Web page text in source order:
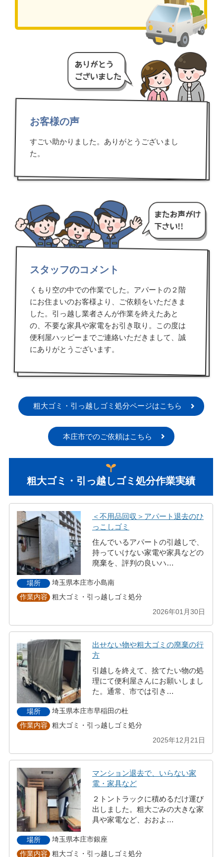
お客様の声
すごい助かりました。ありがとうございまし
た。
スタッフのコメント
くもり空の中での作業でした。アパートの２階
にお住まいのお客様より、ご依頼をいただきま
した。引っ越し業者さんが作業を終えたあと
の、不要な家具や家電をお引き取り。この度は
便利屋ハッピーまでご連絡いただきまして、誠
にありがとうございます。
粗大ゴミ・引っ越しゴミ処分ページはこちら
本庄市でのご依頼はこちら
粗大ゴミ・引っ越しゴミ処分作業実績
＜不用品回収＞アパート退去のひ
っこしゴミ
住んでいるアパートの引越しで、
持っていけない家電や家具などの
廃棄を、評判の良いハ…
場所
埼玉県本庄市小島南
作業内容
粗大ゴミ・引っ越しゴミ処分
2026年01月30日
出せない物や粗大ゴミの廃棄の行
方
引越しを終えて、捨てたい物の処
理にて便利屋さんにお願いしまし
た。通常、市では引き…
場所
埼玉県本庄市早稲田の杜
作業内容
粗大ゴミ・引っ越しゴミ処分
2025年12月21日
マンション退去で、いらない家
電・家具など
２トントラックに積めるだけ運び
出しました。粗大ごみの大きな家
具や家電など、おおよ…
場所
埼玉県本庄市銀座
作業内容
粗大ゴミ・引っ越しゴミ処分